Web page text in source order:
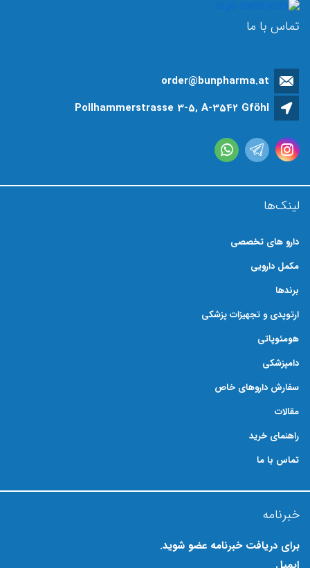
تماس با ما
order@bunpharma.at
Pollhammerstrasse 3-5, A-3542 Gföhl
لینک‌ها
دارو های تخصصی
مکمل دارویی
برندها
ارتوپدی و تجهیزات پزشکی
هومئوپاتی
دامپزشکی
سفارش داروهای خاص
مقالات
راهنمای خرید
تماس با ما
خبرنامه
برای دریافت خبرنامه عضو شوید.